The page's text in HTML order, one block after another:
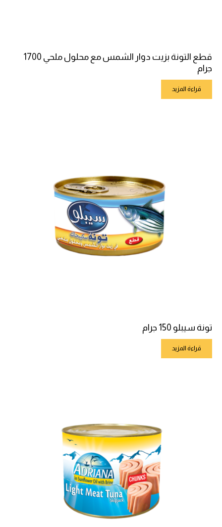
قطع التونة بزيت دوار الشمس مع محلول ملحي 1700
جرام
قراءة المزيد
تونة سيبلو 150 جرام
قراءة المزيد